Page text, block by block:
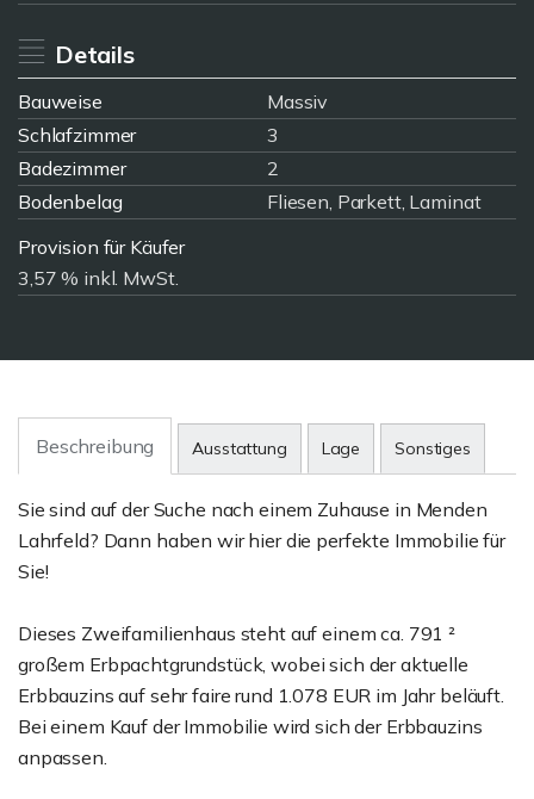
Details
Bauweise
Massiv
Schlafzimmer
3
Badezimmer
2
Bodenbelag
Fliesen, Parkett, Laminat
Provision für Käufer
3,57 % inkl. MwSt.
Beschreibung Ausstattung Lage Sonstiges
Sie sind auf der Suche nach einem Zuhause in Menden
Lahrfeld? Dann haben wir hier die perfekte Immobilie für
Sie!
Dieses Zweifamilienhaus steht auf einem ca. 791 ²
großem Erbpachtgrundstück, wobei sich der aktuelle
Erbbauzins auf sehr faire rund 1.078 EUR im Jahr beläuft.
Bei einem Kauf der Immobilie wird sich der Erbbauzins
anpassen.